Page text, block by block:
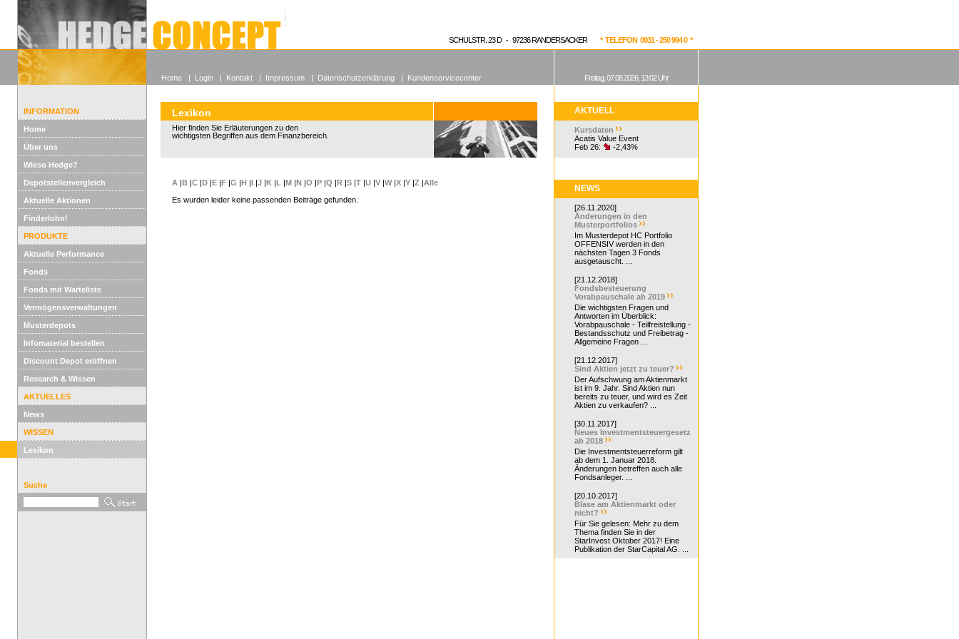
Alle offenen Fonds
Wieso Hedgefonds?
SCHULSTR. 23 D - 97236 RANDERSACKER * TELEFON 0931 - 250 994 0 *
INFORMATION
Home
Über uns
Wieso Hedge?
Depotstellenvergleich
Aktuelle Aktionen
Finderlohn!
PRODUKTE
Aktuelle Performance
Fonds
Fonds mit Warteliste
Vermögensverwaltungen
Musterdepots
Infomaterial bestellen
Discount Depot eröffnen
Research & Wissen
AKTUELLES
News
WISSEN
Lexikon
Suche
Lexikon
Hier finden Sie Erläuterungen zu den
wichtigsten Begriffen aus dem Finanzbereich.
A |B |C |D |E |F |G |H |I |J |K |L |M |N |O |P |Q |R |S |T |U |V |W |X |Y |Z |Alle
Es wurden leider keine passenden Beiträge gefunden.
AKTUELL
Kursdaten
Acatis Value Event
Feb 26:
-2,43%
NEWS
[26.11.2020]
Änderungen in den
Musterportfolios
Im Musterdepot HC Portfolio
OFFENSIV werden in den
nächsten Tagen 3 Fonds
ausgetauscht. ...
[21.12.2018]
Fondsbesteuerung
Vorabpauschale ab 2019
Die wichtigsten Fragen und
Antworten im Überblick:
Vorabpauschale - Teilfreistellung -
Bestandsschutz und Freibetrag -
Allgemeine Fragen ...
[21.12.2017]
Sind Aktien jetzt zu teuer?
Der Aufschwung am Aktienmarkt
ist im 9. Jahr. Sind Aktien nun
bereits zu teuer, und wird es Zeit
Aktien zu verkaufen? ...
[30.11.2017]
Neues Investmentsteuergesetz
ab 2018
Die Investmentsteuerreform gilt
ab dem 1. Januar 2018.
Änderungen betreffen auch alle
Fondsanleger. ...
[20.10.2017]
Blase am Aktienmarkt oder
nicht?
Für Sie gelesen: Mehr zu dem
Thema finden Sie in der
StarInvest Oktober 2017! Eine
Publikation der StarCapital AG. ...
Home | Login | Kontakt | Impressum | Datenschutzerklärung | Kundenservicecenter Freitag, 07.08.2026, 13:02 Uhr